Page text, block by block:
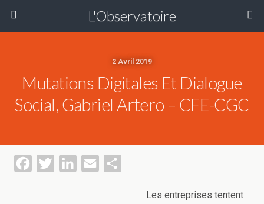
L'Observatoire
2 Avril 2019
Mutations Digitales Et Dialogue
Social, Gabriel Artero – CFE-CGC
Les entreprises tentent